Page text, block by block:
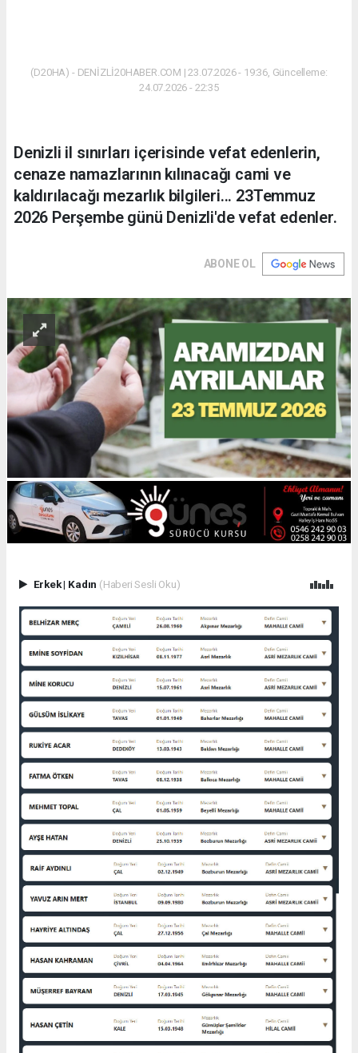
(D20HA) - DENİZLİ20HABER.COM | 23.07.2026 - 19:36, Güncelleme:
24.07.2026 - 22:35
Denizli il sınırları içerisinde vefat edenlerin,
cenaze namazlarının kılınacağı cami ve
kaldırılacağı mezarlık bilgileri... 23Temmuz
2026 Perşembe günü Denizli'de vefat edenler.
ABONE OL
Erkek| Kadın (Haberi Sesli Oku)